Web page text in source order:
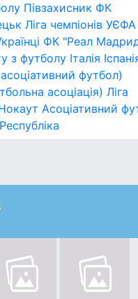
Півзахисник ФК
Ліга чемпіонів УЄФА
ФК "Реал
з футболу Італія
футбол)
асоціація) Ліга
Асоціативний